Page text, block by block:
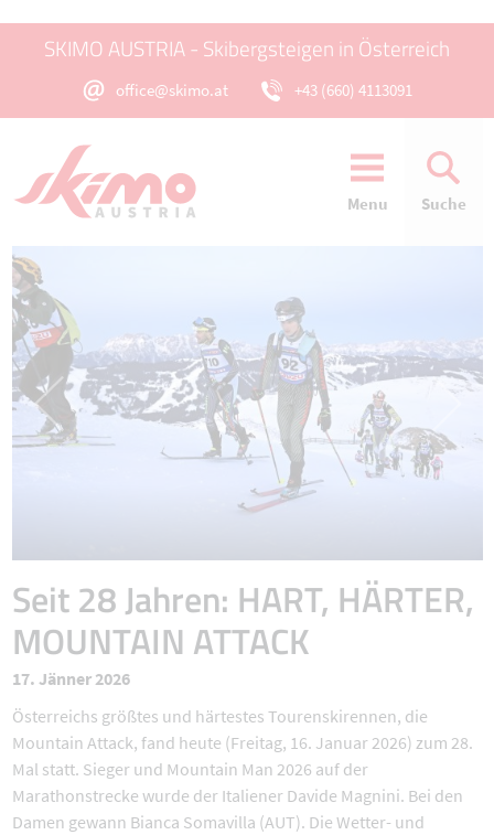
SKIMO AUSTRIA - Skibergsteigen in Österreich
office@skimo.at +43 (660) 4113091
Menu Suche
Seit 28 Jahren: HART, HÄRTER,
MOUNTAIN ATTACK
17. Jänner 2026
Österreichs größtes und härtestes Tourenskirennen, die
Mountain Attack, fand heute (Freitag, 16. Januar 2026) zum 28.
Mal statt. Sieger und Mountain Man 2026 auf der
Marathonstrecke wurde der Italiener Davide Magnini. Bei den
Damen gewann Bianca Somavilla (AUT). Die Wetter- und